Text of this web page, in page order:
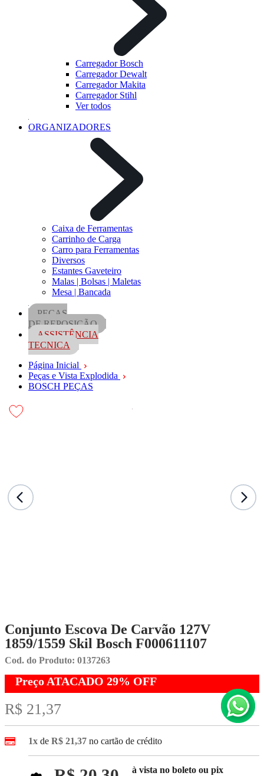
Carregador Bosch
Carregador Dewalt
Carregador Makita
Carregador Stihl
Ver todos
ORGANIZADORES
Caixa de Ferramentas
Carrinho de Carga
Carro para Ferramentas
Diversos
Estantes Gaveteiro
Malas | Bolsas | Maletas
Mesa | Bancada
PEÇAS
DE REPOSIÇÃO
ASSISTÊNCIA
TECNICA
Página Inicial
Peças e Vista Explodida
BOSCH PEÇAS
Conjunto Escova De Carvão 127V
1859/1559 Skil Bosch F000611107
Cod. do Produto: 0137263
Preço ATACADO 29% OFF
R$ 21,37
1x de R$ 21,37 no cartão de crédito
à vista no boleto ou pix